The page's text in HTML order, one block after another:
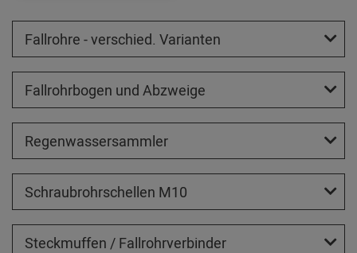
Fallrohre - verschied. Varianten
Fallrohrbogen und Abzweige
Regenwassersammler
Schraubrohrschellen M10
Steckmuffen / Fallrohrverbinder